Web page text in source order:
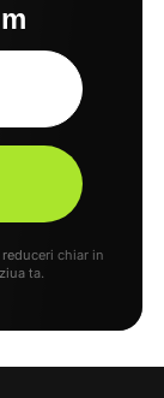
chiar in
ta.